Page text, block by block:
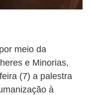
meio da
e Minorias,
(7) a palestra
à